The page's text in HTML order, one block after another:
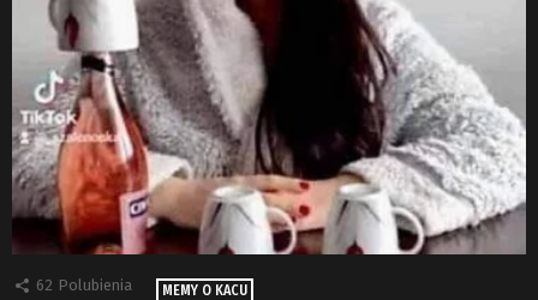
62 Polubienia MEMY O KACU